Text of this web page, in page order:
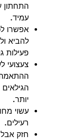
עמיד.
אפשרו
להביא
פעילות
צעצועי
יותר.
עשוי
רעילים.
חזק